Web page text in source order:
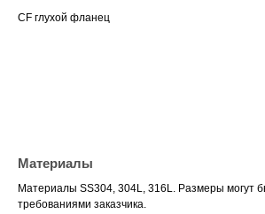
CF глухой фланец
Материалы
Материалы SS304, 304L, 316L. Размеры могут
требованиями заказчика.